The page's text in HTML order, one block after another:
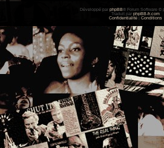
Développé par phpBB® Forum Software ©
Traduit par phpBB-fr.com
Confidentialité
Conditions